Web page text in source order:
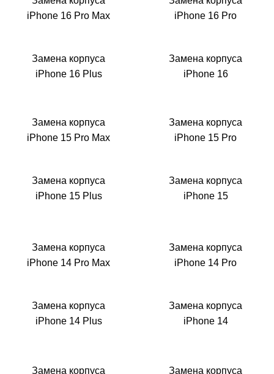
iPhone 16 Pro Max
iPhone 16 Pro
Замена корпуса
iPhone 16 Plus
Замена корпуса
iPhone 16
Замена корпуса
iPhone 15 Pro Max
Замена корпуса
iPhone 15 Pro
Замена корпуса
iPhone 15 Plus
Замена корпуса
iPhone 15
Замена корпуса
iPhone 14 Pro Max
Замена корпуса
iPhone 14 Pro
Замена корпуса
iPhone 14 Plus
Замена корпуса
iPhone 14
Замена корпуса
Замена корпуса